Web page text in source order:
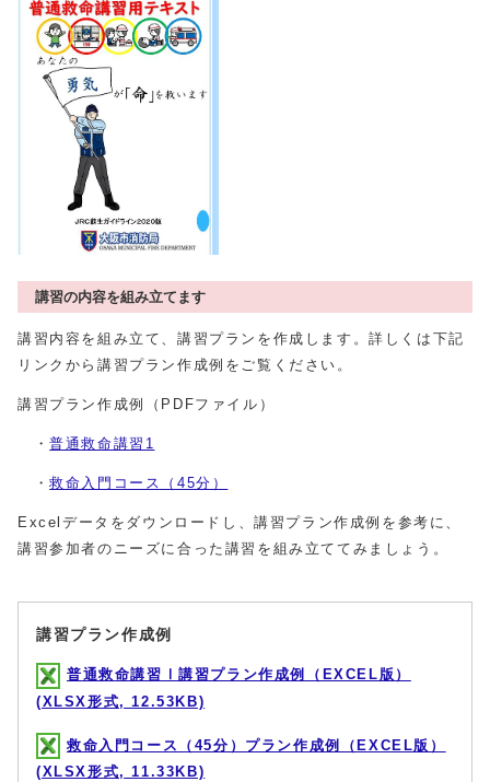
講習の内容を組み立てます
講習内容を組み立て、講習プランを作成します。詳しくは下記
リンクから講習プラン作成例をご覧ください。
講習プラン作成例（PDFファイル）
・普通救命講習1
・救命入門コース（45分）
Excelデータをダウンロードし、講習プラン作成例を参考に、
講習参加者のニーズに合った講習を組み立ててみましょう。
講習プラン作成例
普通救命講習Ⅰ講習プラン作成例（EXCEL版）
(XLSX形式, 12.53KB)
救命入門コース（45分）プラン作成例（EXCEL版）
(XLSX形式, 11.33KB)